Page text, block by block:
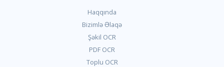
Haqqında
Bizimlə Əlaqə
Şəkil OCR
PDF OCR
Toplu OCR